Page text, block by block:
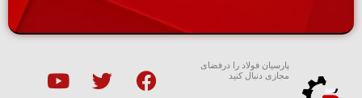
پارسیان فولاد را درفضای
مجازی دنبال کنید